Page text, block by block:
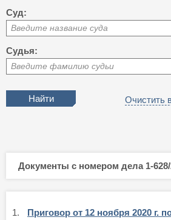
Суд:
Введите название суда
Судья:
Введите фамилию судьи
Очистить
Документы с номером дела 1-628/
1.
Приговор от 12 ноября 2020 г.